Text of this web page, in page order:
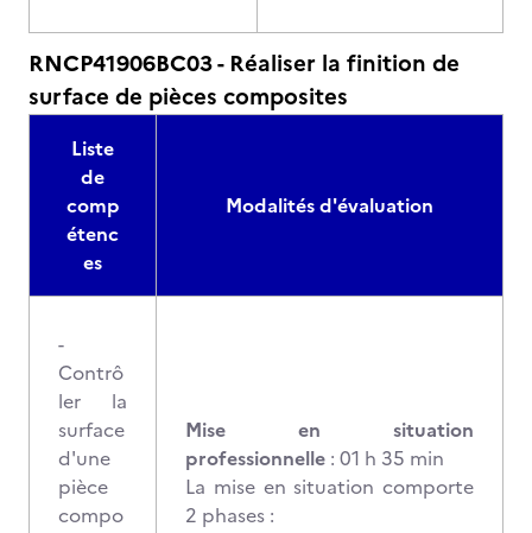
RNCP41906BC03 - Réaliser la finition de
surface de pièces composites
Liste
de
comp
étenc
es
Modalités d'évaluation
-
Contrô
ler la
surface
d'une
pièce
compo
Mise en situation
professionnelle : 01 h 35 min
La mise en situation comporte
2 phases :